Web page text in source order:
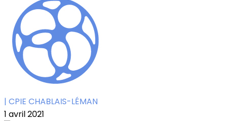
| CPIE CHABLAIS-LÉMAN
1 avril 2021